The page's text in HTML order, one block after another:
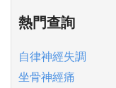
熱門查詢
自律神經失調
坐骨神經痛